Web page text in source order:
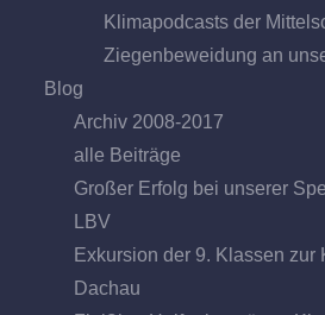
Klimapodcasts der
Ziegenbeweidung an
Blog
Archiv 2008-2017
alle Beiträge
Großer Erfolg bei unserer
LBV
Exkursion der 9. Klassen zur
Dachau